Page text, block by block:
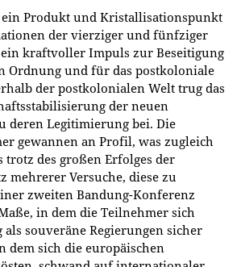
Produkt und Kristallisationspunkt
der vierziger und fünfziger
kraftvoller Impuls zur Beseitigung
Ordnung und für das postkoloniale
der postkolonialen Welt trug das
der neuen
deren Legitimierung bei. Die
gewannen an Profil, was zugleich
trotz des großen Erfolges der
mehrerer Versuche, diese zu
zweiten Bandung-Konferenz
in dem die Teilnehmer sich
souveräne Regierungen sicher
dem sich die europäischen